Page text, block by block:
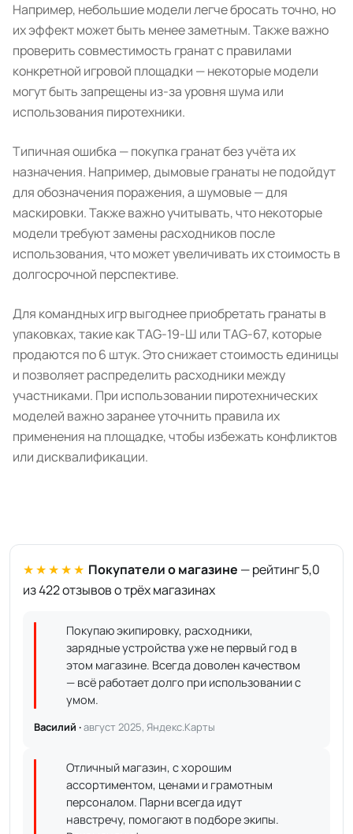
Например, небольшие модели легче бросать точно, но
их эффект может быть менее заметным. Также важно
проверить совместимость гранат с правилами
конкретной игровой площадки — некоторые модели
могут быть запрещены из-за уровня шума или
использования пиротехники.
Типичная ошибка — покупка гранат без учёта их
назначения. Например, дымовые гранаты не подойдут
для обозначения поражения, а шумовые — для
маскировки. Также важно учитывать, что некоторые
модели требуют замены расходников после
использования, что может увеличивать их стоимость в
долгосрочной перспективе.
Для командных игр выгоднее приобретать гранаты в
упаковках, такие как TAG-19-Ш или TAG-67, которые
продаются по 6 штук. Это снижает стоимость единицы
и позволяет распределить расходники между
участниками. При использовании пиротехнических
моделей важно заранее уточнить правила их
применения на площадке, чтобы избежать конфликтов
или дисквалификации.
★★★★★ Покупатели о магазине — рейтинг 5,0
из 422 отзывов о трёх магазинах
Покупаю экипировку, расходники,
зарядные устройства уже не первый год в
этом магазине. Всегда доволен качеством
— всё работает долго при использовании с
умом.
Василий ·август 2025, Яндекс.Карты
Отличный магазин, с хорошим
ассортиментом, ценами и грамотным
персоналом. Парни всегда идут
навстречу, помогают в подборе экипы.